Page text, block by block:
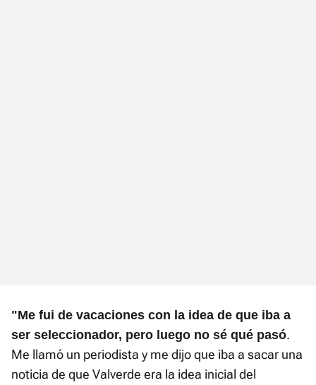
"Me fui de vacaciones con la idea de que iba a
ser seleccionador, pero luego no sé qué pasó.
Me llamó un periodista y me dijo que iba a sacar una
noticia de que Valverde era la idea inicial del